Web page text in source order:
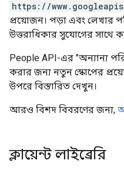
https://
প্রয়োজন। পড়া এবং লেখার
উত্তরাধিকার সুযোগের সাথে
People API-এর "অন্যান্য
করার জন্য নতুন স্কোপের
উপরে বিস্তারিত দেখুন।
আরও বিশদ বিবরণের জন্য,
ক্লায়েন্ট লাইব্রেরি